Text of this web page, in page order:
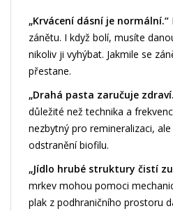
„Krvácení dásní je normální.“
zánětu. I když bolí, musíte
nikoliv ji vyhýbat. Jakmile se
přestane.
„Drahá pasta zaručuje
důležité než technika a
nezbytný pro remineralizaci,
odstranění biofilu.
„Jídlo hrubé struktury čistí
mrkev mohou pomoci
plak z podhraničního prostoru